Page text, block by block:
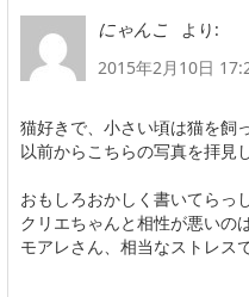
にゃんこ
より:
2015年2月10日
猫好きで、小さい頃は猫を飼
以前からこちらの写真を拝見
おもしろおかしく書いてらっ
クリエちゃんと相性が悪いの
モアレさん、相当なストレス